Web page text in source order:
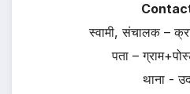
स्वामी, संचालक –
पता –
थाना -